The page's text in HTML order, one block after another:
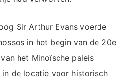
Sir Arthur Evans voerde
in het begin van de 20e
het Minoïsche paleis
de locatie voor historisch